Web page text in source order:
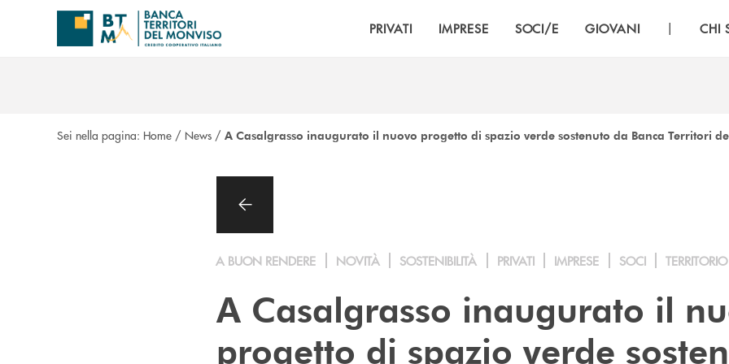
Salta al contenuto principale
PRIVATI IMPRESE SOCI/E GIOVANI | CHI
Sei nella pagina: Home / News / A Casalgrasso inaugurato il nuovo progetto di spazio verde sostenuto da Banca Territori
A BUON RENDERE NOVITÀ SOSTENIBILITÀ PRIVATI IMPRESE SOCI TERRITORIO
A Casalgrasso inaugurato il
progetto di spazio verde